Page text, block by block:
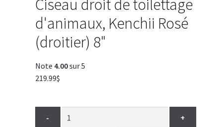
Ciseau droit de toilettage
d'animaux, Kenchii Rosé
(droitier) 8"
Note 4.00sur 5
219.99$
- +